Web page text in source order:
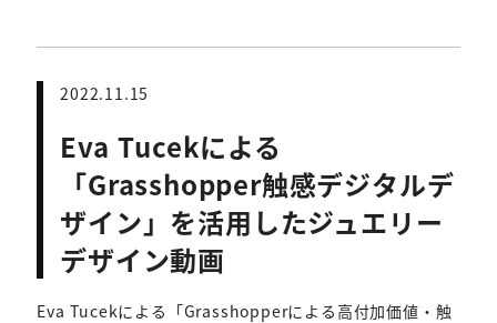
2022.11.15
Eva Tucekによる
「Grasshopper触感デジタルデ
ザイン」を活用したジュエリー
デザイン動画
Eva Tucekによる「Grasshopperによる高付加価値・触